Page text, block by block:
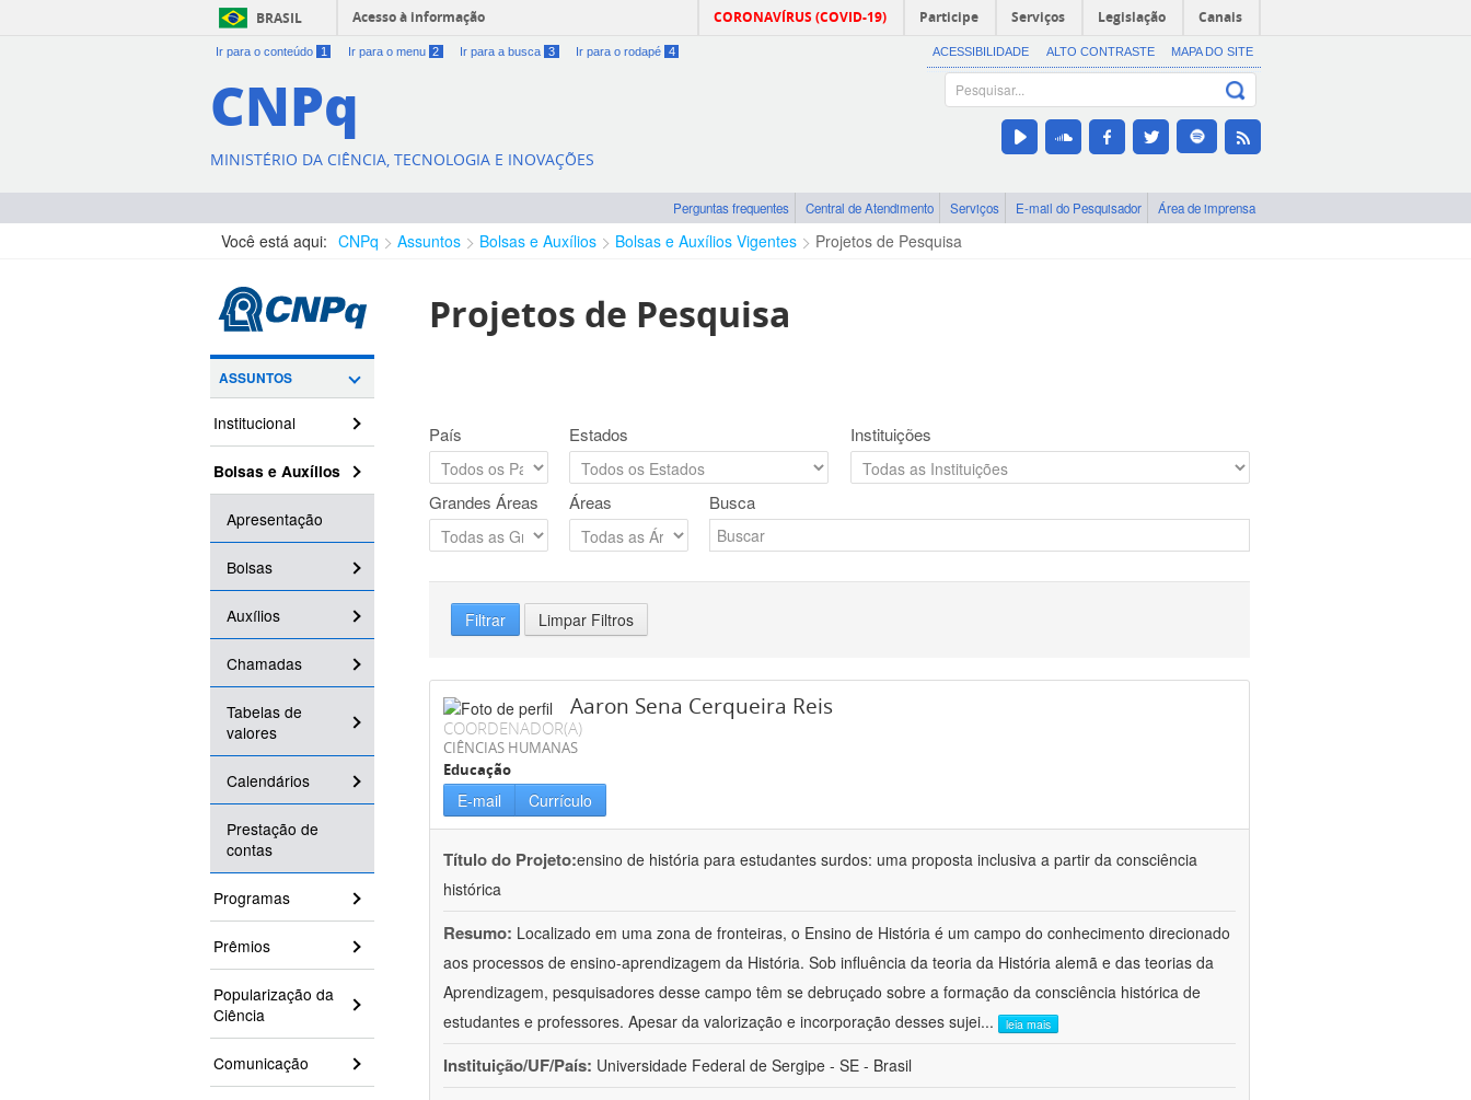
BRASIL Acesso à informação CORONAVÍRUS (COVID-19) Participe Serviços Legislação Canais
Ir para o conteúdo 1 Ir para o menu 2 Ir para a busca 3 Ir para o rodapé 4 ACESSIBILIDADE ALTO CONTRASTE MAPA DO SITE
CNPq
MINISTÉRIO DA CIÊNCIA, TECNOLOGIA E INOVAÇÕES
Perguntas frequentes Central de Atendimento Serviços E-mail do Pesquisador Área de imprensa
Você está aqui: CNPq Assuntos Bolsas e Auxílios Bolsas e Auxílios Vigentes Projetos de Pesquisa
ASSUNTOS
Institucional
Bolsas e Auxílios
Apresentação
Bolsas
Auxílios
Chamadas
Tabelas de
valores
Calendários
Prestação de
contas
Programas
Prêmios
Popularização da
Ciência
Comunicação
Projetos de Pesquisa
País Estados Instituições
Grandes Áreas Áreas Busca
Filtrar Limpar Filtros
Aaron Sena Cerqueira Reis
COORDENADOR(A)
CIÊNCIAS HUMANAS
Educação
E-mail Currículo
Título do Projeto:ensino de história para estudantes surdos: uma proposta inclusiva a partir da consciência
histórica
Resumo: Localizado em uma zona de fronteiras, o Ensino de História é um campo do conhecimento direcionado
aos processos de ensino-aprendizagem da História. Sob influência da teoria da História alemã e das teorias da
Aprendizagem, pesquisadores desse campo têm se debruçado sobre a formação da consciência histórica de
estudantes e professores. Apesar da valorização e incorporação desses sujei... leia mais
Instituição/UF/País: Universidade Federal de Sergipe - SE - Brasil